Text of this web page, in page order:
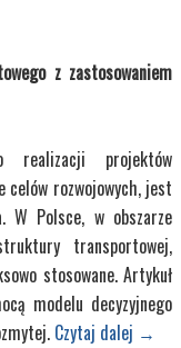
z zastosowaniem
realizacji projektów
rozwojowych, jest
W Polsce, w obszarze
transportowej,
stosowane. Artykuł
modelu decyzyjnego
Czytaj dalej →